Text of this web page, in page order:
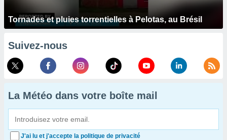
Tornades et pluies torrentielles à Pelotas, au Brésil
Suivez-nous
La Météo dans votre boîte mail
J'ai lu et j'accepte la politique de privacité